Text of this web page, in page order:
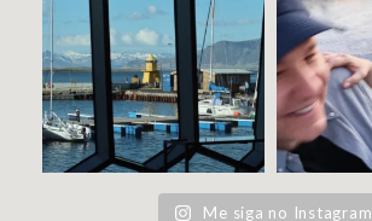
Me siga no Instagram